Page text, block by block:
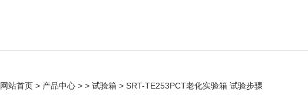
网站首页 > 产品中心 > > 试验箱 > SRT-TE253PCT老化实验箱 试验步骤